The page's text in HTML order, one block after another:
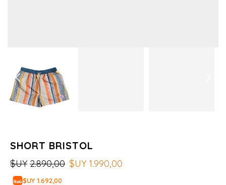
SHORT BRISTOL
$UY 2.890,00 $UY 1.990,00
$UY 1.692,00